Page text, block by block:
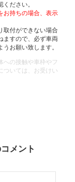
ださい。
お持ちの場合、表示
取付ができない場合
ますので、必ず車両
お願い致します。
への接触や車枠やフ
ついては、お受けい
メント